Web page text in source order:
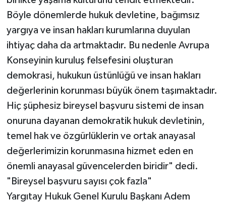
Böyle dönemlerde hukuk devletine, bağımsız
yargıya ve insan hakları kurumlarına duyulan
ihtiyaç daha da artmaktadır. Bu nedenle Avrupa
Konseyinin kuruluş felsefesini oluşturan
demokrasi, hukukun üstünlüğü ve insan hakları
değerlerinin korunması büyük önem taşımaktadır.
Hiç şüphesiz bireysel başvuru sistemi de insan
onuruna dayanan demokratik hukuk devletinin,
temel hak ve özgürlüklerin ve ortak anayasal
değerlerimizin korunmasına hizmet eden en
önemli anayasal güvencelerden biridir" dedi.
"Bireysel başvuru sayısı çok fazla"
Yargıtay Hukuk Genel Kurulu Başkanı Adem